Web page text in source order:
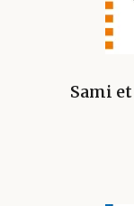
Sami